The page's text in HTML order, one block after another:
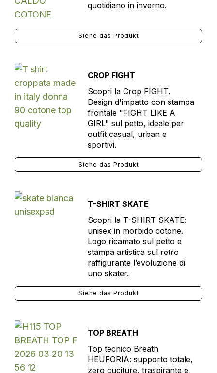
quotidiano in inverno.
Siehe das Produkt
CROP FIGHT
Scopri la Crop FIGHT.
Design d'impatto con stampa
frontale "FIGHT LIKE A
GIRL" sul petto, ideale per
outfit casual, urban e
sportivi.
Siehe das Produkt
T-SHIRT SKATE
Scopri la T-SHIRT SKATE:
unisex in morbido cotone.
Logo ricamato sul petto e
stampa artistica sul retro
raffigurante l’evoluzione di
uno skater.
Siehe das Produkt
TOP BREATH
Top tecnico Breath
HEUFORIA: supporto totale,
zero cuciture, traspirante e